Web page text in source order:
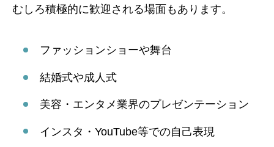
むしろ積極的に歓迎される場面もあります。
ファッションショーや舞台
結婚式や成人式
美容・エンタメ業界のプレゼンテーション
インスタ・YouTube等での自己表現